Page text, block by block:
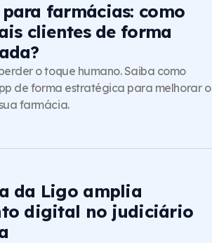
farmácias: como
clientes de forma
o toque humano. Saiba como
de forma estratégica para melhorar o
farmácia.
da Ligo amplia
digital no judiciário